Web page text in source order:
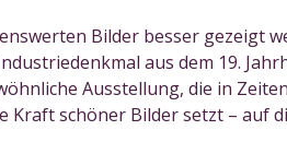
Bilder besser gezeigt
aus dem 19.
Ausstellung, die in
schöner Bilder setzt – auf